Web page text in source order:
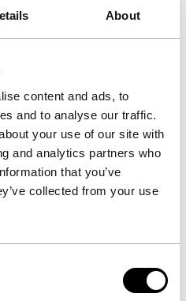
About
content and ads, to
and to analyse our traffic.
your use of our site with
and analytics partners who
that you’ve
collected from your use
die ze 30 jaar